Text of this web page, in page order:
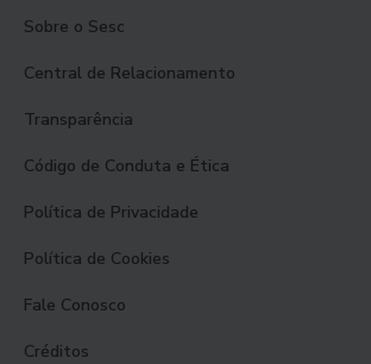
Sobre o Sesc
Central de Relacionamento
Transparência
Código de Conduta e Ética
Política de Privacidade
Política de Cookies
Fale Conosco
Créditos